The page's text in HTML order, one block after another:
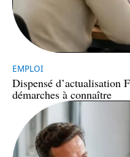
EMPLOI
Dispensé d’actualisation
démarches à connaître